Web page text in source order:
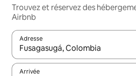
Trouvez et réservez des
Airbnb
Adresse
Lorsque les résultats s'affichent,
Arrivée